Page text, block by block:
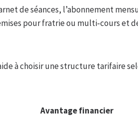
de séances, l’abonnement
pour fratrie ou multi‑cours et
à choisir une structure tarifaire
Avantage financier